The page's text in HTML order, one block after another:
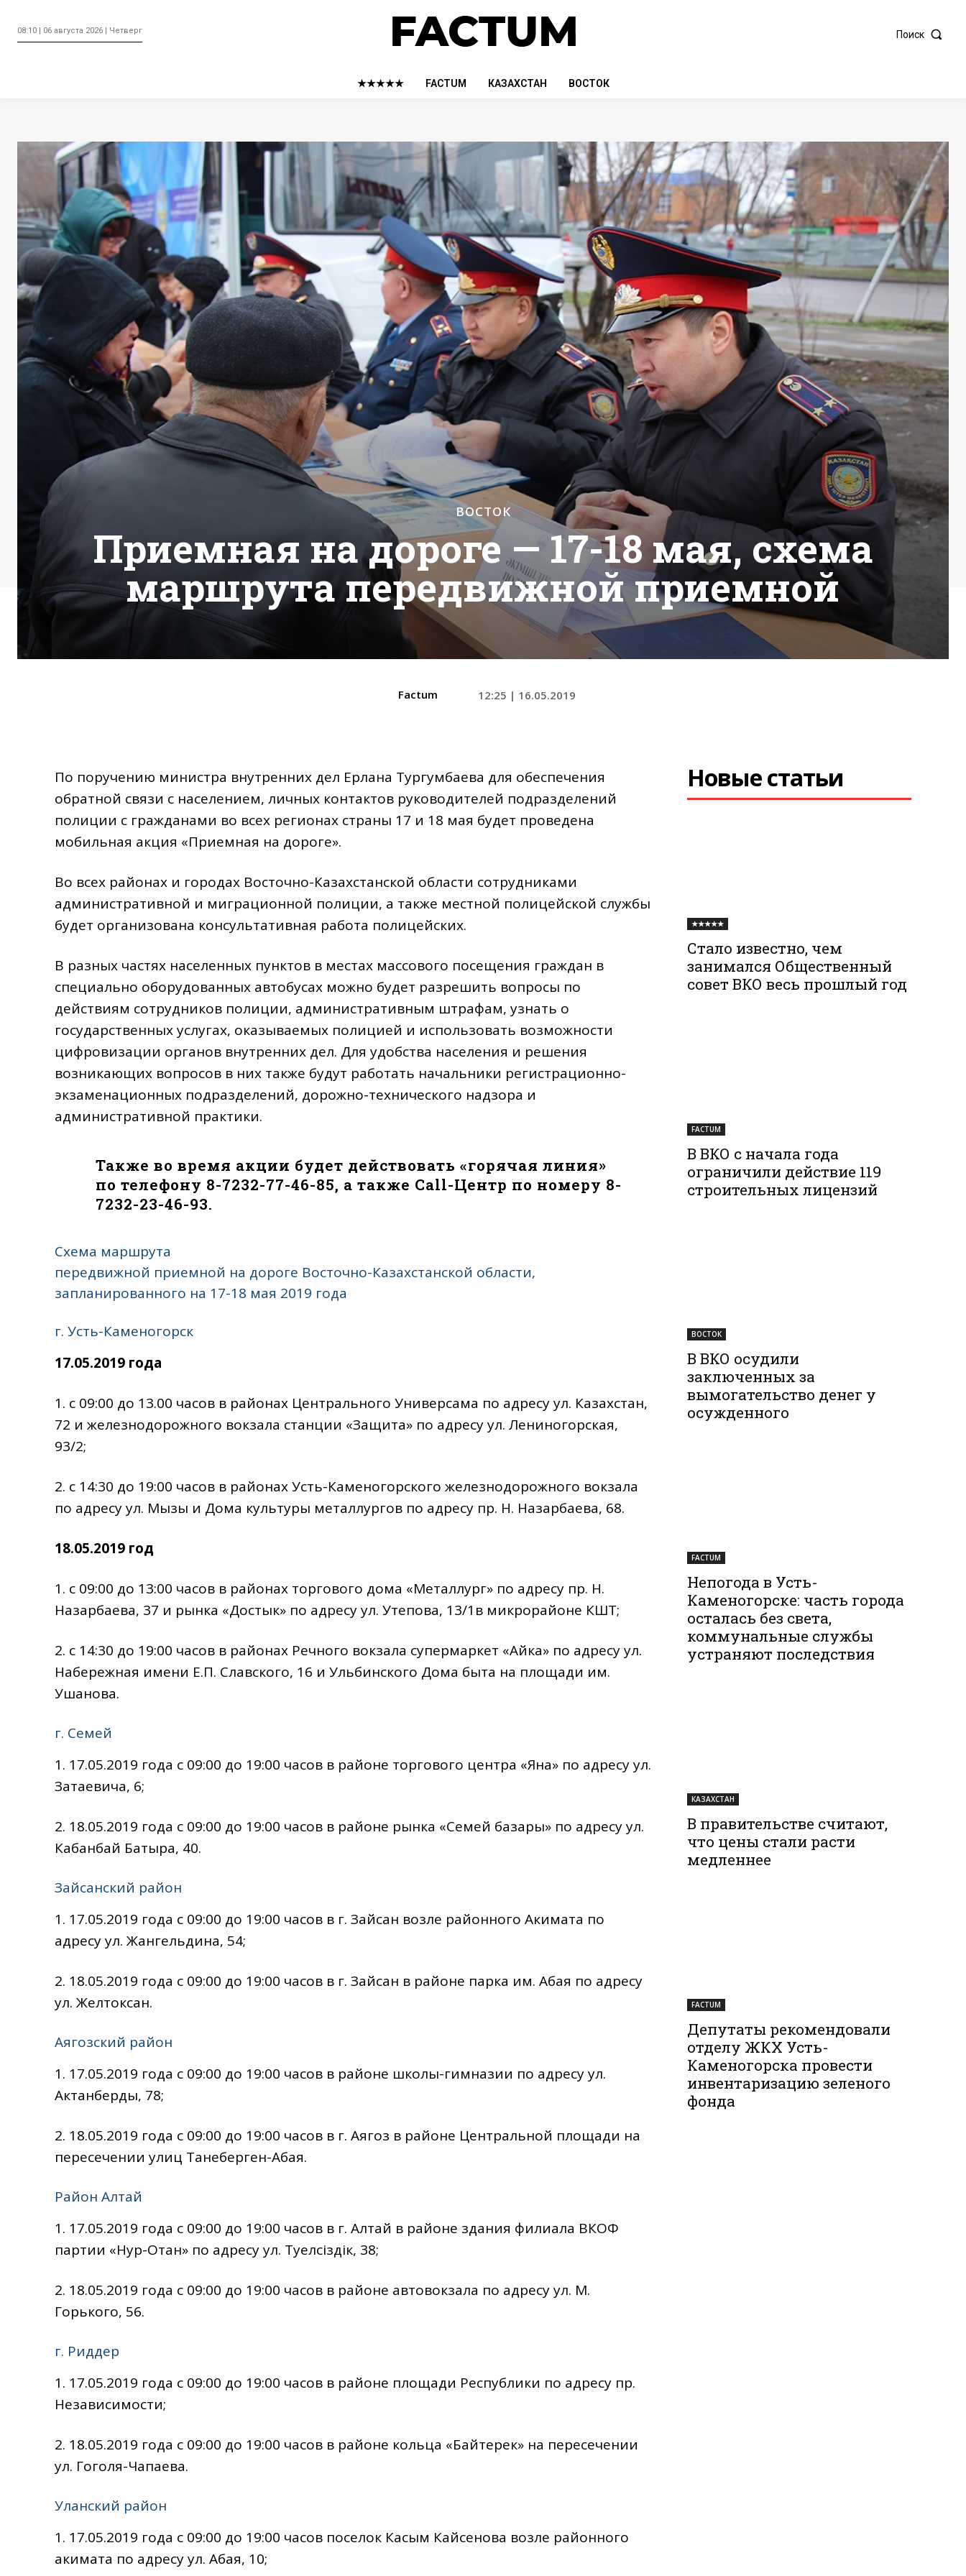
08:10 | 06 августа 2026 | Четверг Поиск
★★★★★ FACTUM КАЗАХСТАН ВОСТОК
ВОСТОК
Приемная на дороге — 17-18 мая, схема
маршрута передвижной приемной
Factum 12:25 | 16.05.2019
По поручению министра внутренних дел Ерлана Тургумбаева для обеспечения
обратной связи с населением, личных контактов руководителей подразделений
полиции с гражданами во всех регионах страны 17 и 18 мая будет проведена
мобильная акция «Приемная на дороге».
Во всех районах и городах Восточно-Казахстанской области сотрудниками
административной и миграционной полиции, а также местной полицейской службы
будет организована консультативная работа полицейских.
В разных частях населенных пунктов в местах массового посещения граждан в
специально оборудованных автобусах можно будет разрешить вопросы по
действиям сотрудников полиции, административным штрафам, узнать о
государственных услугах, оказываемых полицией и использовать возможности
цифровизации органов внутренних дел. Для удобства населения и решения
возникающих вопросов в них также будут работать начальники регистрационно-
экзаменационных подразделений, дорожно-технического надзора и
административной практики.
Также во время акции будет действовать «горячая линия»
по телефону 8-7232-77-46-85, а также Call-Центр по номеру 8-
7232-23-46-93.
Схема маршрута
передвижной приемной на дороге Восточно-Казахстанской области,
запланированного на 17-18 мая 2019 года
г. Усть-Каменогорск
17.05.2019 года
1. с 09:00 до 13.00 часов в районах Центрального Универсама по адресу ул. Казахстан,
72 и железнодорожного вокзала станции «Защита» по адресу ул. Лениногорская,
93/2;
2. с 14:30 до 19:00 часов в районах Усть-Каменогорского железнодорожного вокзала
по адресу ул. Мызы и Дома культуры металлургов по адресу пр. Н. Назарбаева, 68.
18.05.2019 год
1. с 09:00 до 13:00 часов в районах торгового дома «Металлург» по адресу пр. Н.
Назарбаева, 37 и рынка «Достык» по адресу ул. Утепова, 13/1в микрорайоне КШТ;
2. с 14:30 до 19:00 часов в районах Речного вокзала супермаркет «Айка» по адресу ул.
Набережная имени Е.П. Славского, 16 и Ульбинского Дома быта на площади им.
Ушанова.
г. Семей
1. 17.05.2019 года с 09:00 до 19:00 часов в районе торгового центра «Яна» по адресу ул.
Затаевича, 6;
2. 18.05.2019 года с 09:00 до 19:00 часов в районе рынка «Семей базары» по адресу ул.
Кабанбай Батыра, 40.
Зайсанский район
1. 17.05.2019 года с 09:00 до 19:00 часов в г. Зайсан возле районного Акимата по
адресу ул. Жангельдина, 54;
2. 18.05.2019 года с 09:00 до 19:00 часов в г. Зайсан в районе парка им. Абая по адресу
ул. Желтоксан.
Аягозский район
1. 17.05.2019 года с 09:00 до 19:00 часов в районе школы-гимназии по адресу ул.
Актанберды, 78;
2. 18.05.2019 года с 09:00 до 19:00 часов в г. Аягоз в районе Центральной площади на
пересечении улиц Танеберген-Абая.
Район Алтай
1. 17.05.2019 года с 09:00 до 19:00 часов в г. Алтай в районе здания филиала ВКОФ
партии «Нур-Отан» по адресу ул. Тәуелсіздік, 38;
2. 18.05.2019 года с 09:00 до 19:00 часов в районе автовокзала по адресу ул. М.
Горького, 56.
г. Риддер
1. 17.05.2019 года с 09:00 до 19:00 часов в районе площади Республики по адресу пр.
Независимости;
2. 18.05.2019 года с 09:00 до 19:00 часов в районе кольца «Байтерек» на пересечении
ул. Гоголя-Чапаева.
Уланский район
1. 17.05.2019 года с 09:00 до 19:00 часов поселок Касым Кайсенова возле районного
акимата по адресу ул. Абая, 10;
Новые статьи
★★★★★
Стало известно, чем
занимался Общественный
совет ВКО весь прошлый год
FACTUM
В ВКО с начала года
ограничили действие 119
строительных лицензий
ВОСТОК
В ВКО осудили
заключенных за
вымогательство денег у
осужденного
FACTUM
Непогода в Усть-
Каменогорске: часть города
осталась без света,
коммунальные службы
устраняют последствия
КАЗАХСТАН
В правительстве считают,
что цены стали расти
медленнее
FACTUM
Депутаты рекомендовали
отделу ЖКХ Усть-
Каменогорска провести
инвентаризацию зеленого
фонда